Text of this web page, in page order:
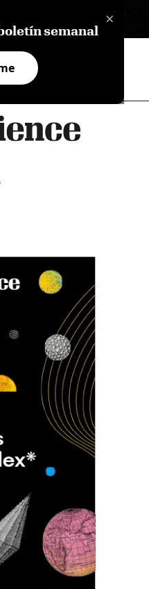
×
semanal